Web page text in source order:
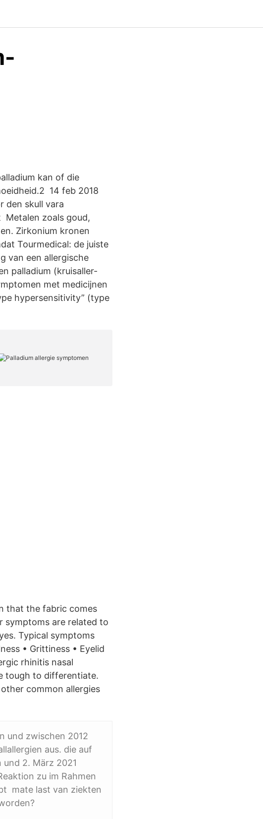
kan of die
14 feb 2018
den skull vara
Metalen zoals goud,
Zirkonium kronen
Tourmedical: de juiste
van een allergische
palladium (kruisaller-
met medicijnen
hypersensitivity” (type
that the fabric comes
symptoms are related to
Typical symptoms
• Grittiness • Eyelid
rhinitis nasal
tough to differentiate.
common allergies
und zwischen 2012
aus. die auf
2. März 2021
zu im Rahmen
mate last van ziekten